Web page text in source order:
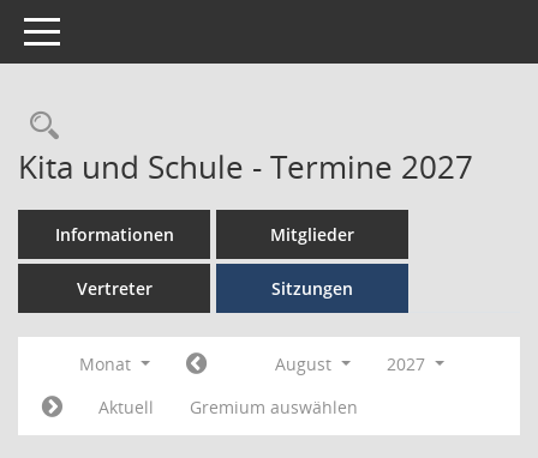
Toggle navigation
Kita und Schule - Termine 2027
Informationen Mitglieder
Vertreter Sitzungen
Monat August
2027
Aktuell
Gremium auswählen